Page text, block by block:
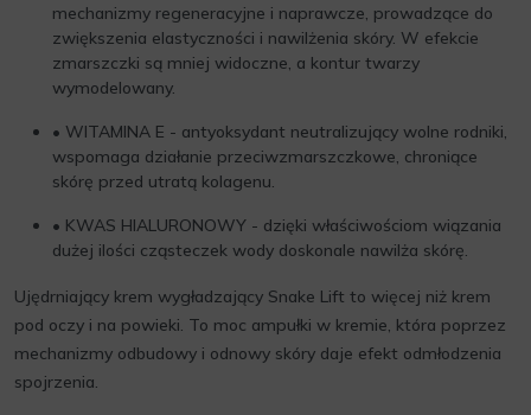
mechanizmy regeneracyjne i naprawcze, prowadzące do
zwiększenia elastyczności i nawilżenia skóry. W efekcie
zmarszczki są mniej widoczne, a kontur twarzy
wymodelowany.
• WITAMINA E - antyoksydant neutralizujący wolne rodniki,
wspomaga działanie przeciwzmarszczkowe, chroniące
skórę przed utratą kolagenu.
• KWAS HIALURONOWY - dzięki właściwościom wiązania
dużej ilości cząsteczek wody doskonale nawilża skórę.
Ujędrniający krem wygładzający Snake Lift to więcej niż krem
pod oczy i na powieki. To moc ampułki w kremie, która poprzez
mechanizmy odbudowy i odnowy skóry daje efekt odmłodzenia
spojrzenia.